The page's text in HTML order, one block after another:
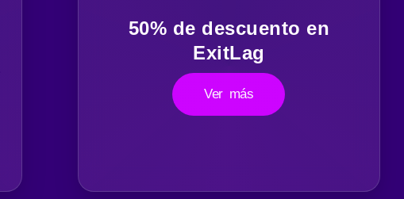
50% de descuento en
ExitLag
Ver más